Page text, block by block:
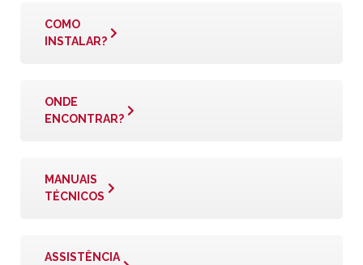
COMO
INSTALAR?
ONDE
ENCONTRAR?
MANUAIS
TÉCNICOS
ASSISTÊNCIA